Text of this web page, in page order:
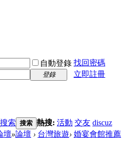
自動登錄 找回密碼
登錄
立即註冊
搜索 搜索 熱搜: 活動 交友 discuz
壇»論壇 › 台灣旅遊› 婚宴會館推薦